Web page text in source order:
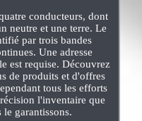
conducteurs, dont
neutre et une terre. Le
par trois bandes
Une adresse
est requise. Découvrez
de produits et d'offres
tous les efforts
l'inventaire que
garantissons.